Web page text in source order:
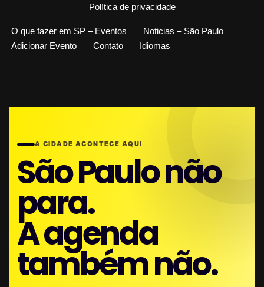
Política de privacidade
O que fazer em SP – Eventos
Noticias – São Paulo
Adicionar Evento
Contato Idiomas
A CIDADE ACONTECE AQUI
São Paulo não
para.
A agenda
também não.